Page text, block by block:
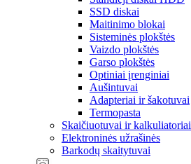
SSD diskai
Maitinimo blokai
Sisteminės plokštės
Vaizdo plokštės
Garso plokštės
Optiniai įrenginiai
Aušintuvai
Adapteriai ir šakotuvai
Termopasta
Skaičiuotuvai ir kalkuliatoriai
Elektroninės užrašinės
Barkodų skaitytuvai